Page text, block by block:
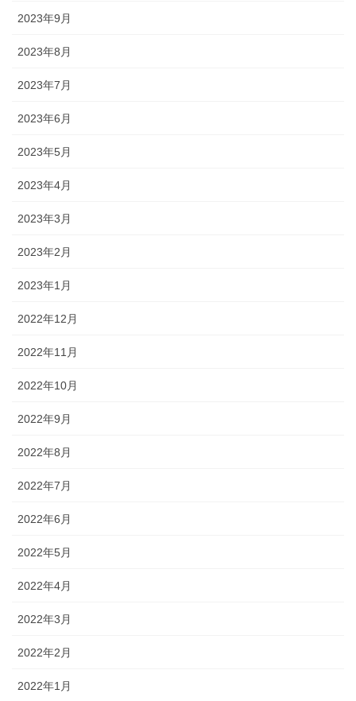
2023年9月
2023年8月
2023年7月
2023年6月
2023年5月
2023年4月
2023年3月
2023年2月
2023年1月
2022年12月
2022年11月
2022年10月
2022年9月
2022年8月
2022年7月
2022年6月
2022年5月
2022年4月
2022年3月
2022年2月
2022年1月